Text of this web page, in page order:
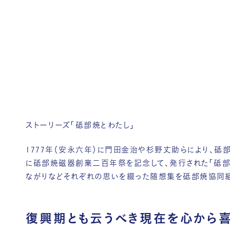
ストーリーズ「砥部焼とわたし」
1777年（安永六年）に門田金治や杉野丈助らにより、
に砥部焼磁器創業二百年祭を記念して、発行された「砥
ながりなどそれぞれの思いを綴った随想集を砥部焼協同
復興期とも云うべき現在を心から